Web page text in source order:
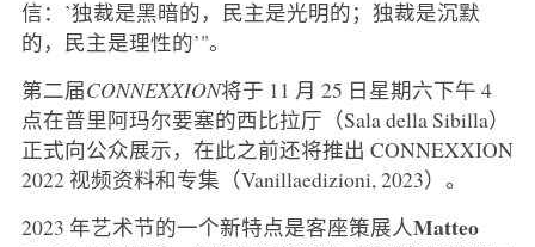
信：’独裁是黑暗的，民主是光明的；独裁是沉默
的，民主是理性的’"。
第二届CONNEXXION将于 11 月 25 日星期六下午 4
点在普里阿玛尔要塞的西比拉厅（Sala della Sibilla）
正式向公众展示，在此之前还将推出 CONNEXXION
2022 视频资料和专集（Vanillaedizioni, 2023）。
2023 年艺术节的一个新特点是客座策展人Matteo